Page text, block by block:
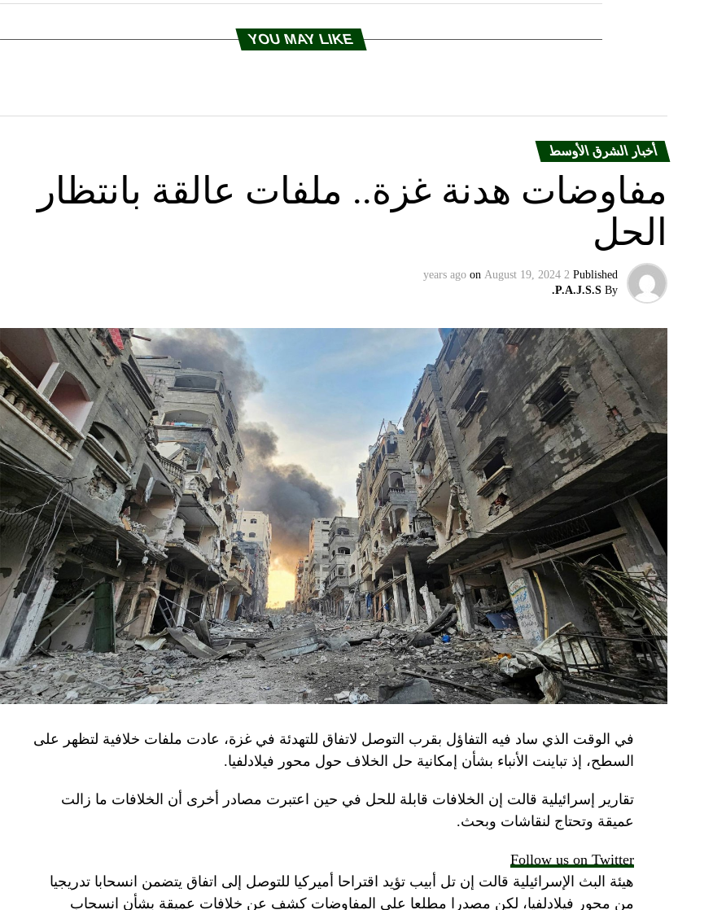
YOU MAY LIKE
أخبار الشرق الأوسط
مفاوضات هدنة غزة.. ملفات عالقة بانتظار
الحل
Published
2 years ago
on August 19, 2024
By
P.A.J.S.S.
في الوقت الذي ساد فيه التفاؤل بقرب التوصل لاتفاق للتهدئة في غزة، عادت ملفات خلافية لتظهر على
السطح، إذ تباينت الأنباء بشأن إمكانية حل الخلاف حول محور فيلادلفيا.
تقارير إسرائيلية قالت إن الخلافات قابلة للحل في حين اعتبرت مصادر أخرى أن الخلافات ما زالت
عميقة وتحتاج لنقاشات وبحث.
Follow us on Twitter
هيئة البث الإسرائيلية قالت إن تل أبيب تؤيد اقتراحا أميركيا للتوصل إلى اتفاق يتضمن انسحابا تدريجيا
من محور فيلادلفيا، لكن مصدرا مطلعا على المفاوضات كشف عن خلافات عميقة بشأن انسحاب